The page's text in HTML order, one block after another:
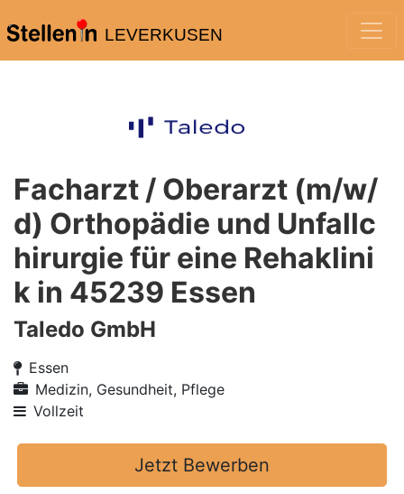
LEVERKUSEN
Facharzt / Oberarzt (m/w/
d) Orthopädie und Unfallc
hirurgie für eine Rehaklini
k in 45239 Essen
Taledo GmbH
Essen
Medizin, Gesundheit, Pflege
Vollzeit
Jetzt Bewerben